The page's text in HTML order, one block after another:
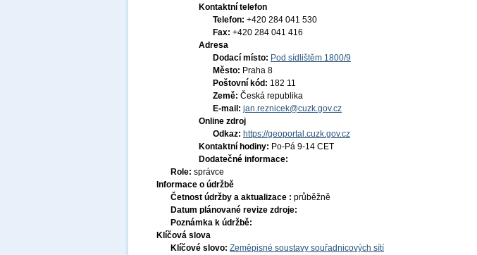
Kontaktní telefon
Telefon: +420 284 041 530
Fax: +420 284 041 416
Adresa
Dodací místo: Pod sídlištěm 1800/9
Město: Praha 8
Poštovní kód: 182 11
Země: Česká republika
E-mail: jan.reznicek@cuzk.gov.cz
Online zdroj
Odkaz: https://geoportal.cuzk.gov.cz
Kontaktní hodiny: Po-Pá 9-14 CET
Dodatečné informace:
Role: správce
Informace o údržbě
Četnost údržby a aktualizace : průběžně
Datum plánované revize zdroje:
Poznámka k údržbě:
Klíčová slova
Klíčové slovo: Zeměpisné soustavy souřadnicových sítí